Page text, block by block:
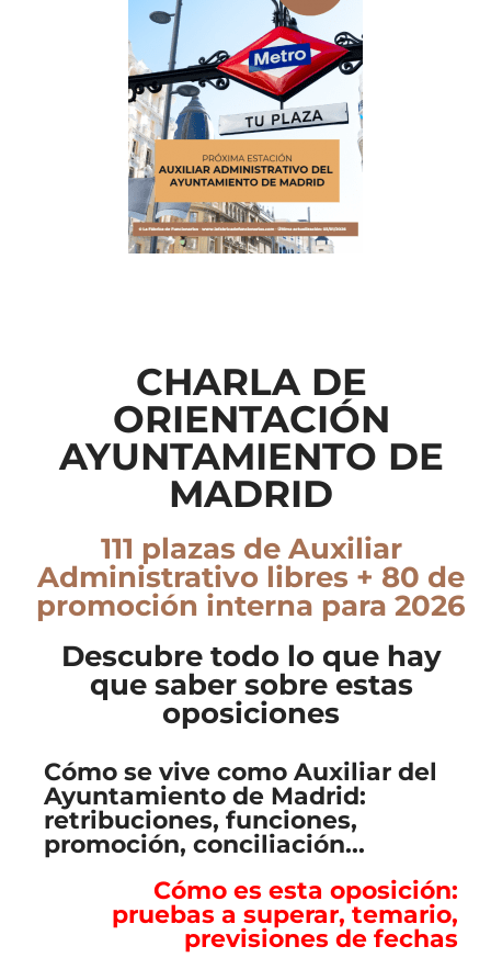
CHARLA DE
ORIENTACIÓN
AYUNTAMIENTO DE
MADRID
111 plazas de Auxiliar
Administrativo libres + 80 de
promoción interna para 2026
Descubre todo lo que hay
que saber sobre estas
oposiciones
Cómo se vive como Auxiliar del
Ayuntamiento de Madrid:
retribuciones, funciones,
promoción, conciliación...
Cómo es esta oposición:
pruebas a superar, temario,
previsiones de fechas